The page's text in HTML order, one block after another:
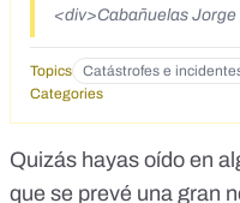
<div>Cabañuelas
Topics Catástrofes e
Categories
Quizás hayas oído en
que se prevé una gran